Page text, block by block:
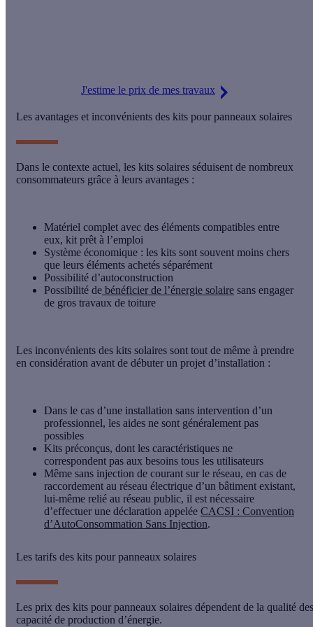
J'estime le prix de mes travaux
Les avantages et inconvénients des kits pour panneaux solaires
Dans le contexte actuel, les kits solaires séduisent de nombreux
consommateurs grâce à leurs avantages :
Matériel complet avec des éléments compatibles entre
eux, kit prêt à l’emploi
Système économique : les kits sont souvent moins chers
que leurs éléments achetés séparément
Possibilité d’autoconstruction
Possibilité de bénéficier de l’énergie solaire sans engager
de gros travaux de toiture
Les inconvénients des kits solaires sont tout de même à prendre
en considération avant de débuter un projet d’installation :
Dans le cas d’une installation sans intervention d’un
professionnel, les aides ne sont généralement pas
possibles
Kits préconçus, dont les caractéristiques ne
correspondent pas aux besoins tous les utilisateurs
Même sans injection de courant sur le réseau, en cas de
raccordement au réseau électrique d’un bâtiment existant,
lui-même relié au réseau public, il est nécessaire
d’effectuer une déclaration appelée CACSI : Convention
d’AutoConsommation Sans Injection.
Les tarifs des kits pour panneaux solaires
Les prix des kits pour panneaux solaires dépendent de la qualité
capacité de production d’énergie.